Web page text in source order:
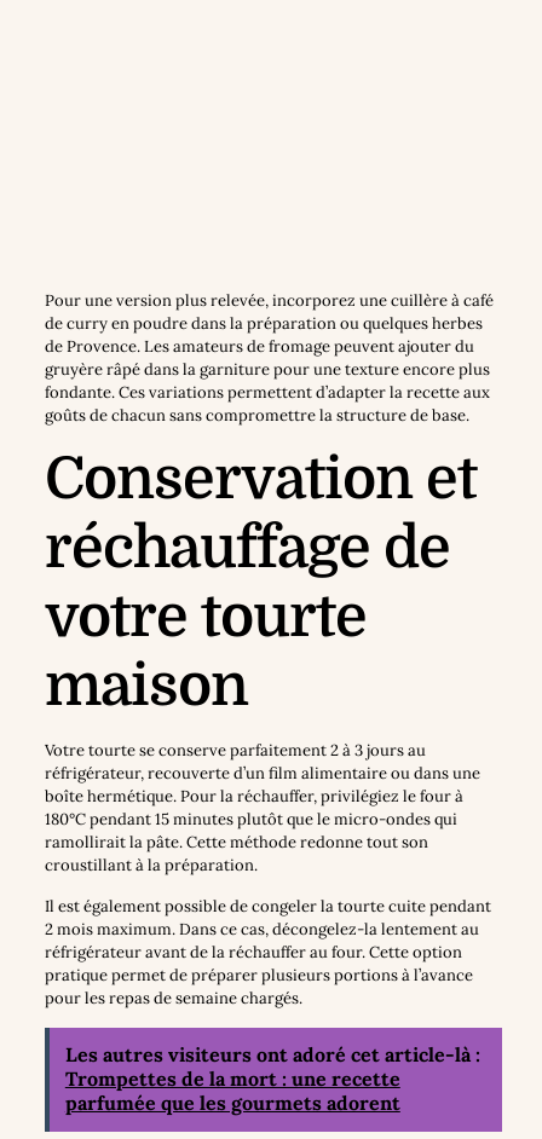
Pour une version plus relevée, incorporez une cuillère à café
de curry en poudre dans la préparation ou quelques herbes
de Provence. Les amateurs de fromage peuvent ajouter du
gruyère râpé dans la garniture pour une texture encore plus
fondante. Ces variations permettent d’adapter la recette aux
goûts de chacun sans compromettre la structure de base.
Conservation et
réchauffage de
votre tourte
maison
Votre tourte se conserve parfaitement 2 à 3 jours au
réfrigérateur, recouverte d’un film alimentaire ou dans une
boîte hermétique. Pour la réchauffer, privilégiez le four à
180°C pendant 15 minutes plutôt que le micro-ondes qui
ramollirait la pâte. Cette méthode redonne tout son
croustillant à la préparation.
Il est également possible de congeler la tourte cuite pendant
2 mois maximum. Dans ce cas, décongelez-la lentement au
réfrigérateur avant de la réchauffer au four. Cette option
pratique permet de préparer plusieurs portions à l’avance
pour les repas de semaine chargés.
Les autres visiteurs ont adoré cet article-là :
Trompettes de la mort : une recette
parfumée que les gourmets adorent